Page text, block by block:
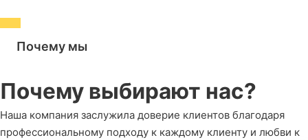
Почему мы
Почему выбирают нас?
Наша компания заслужила доверие клиентов благодаря
профессиональному подходу к каждому клиенту и любви к